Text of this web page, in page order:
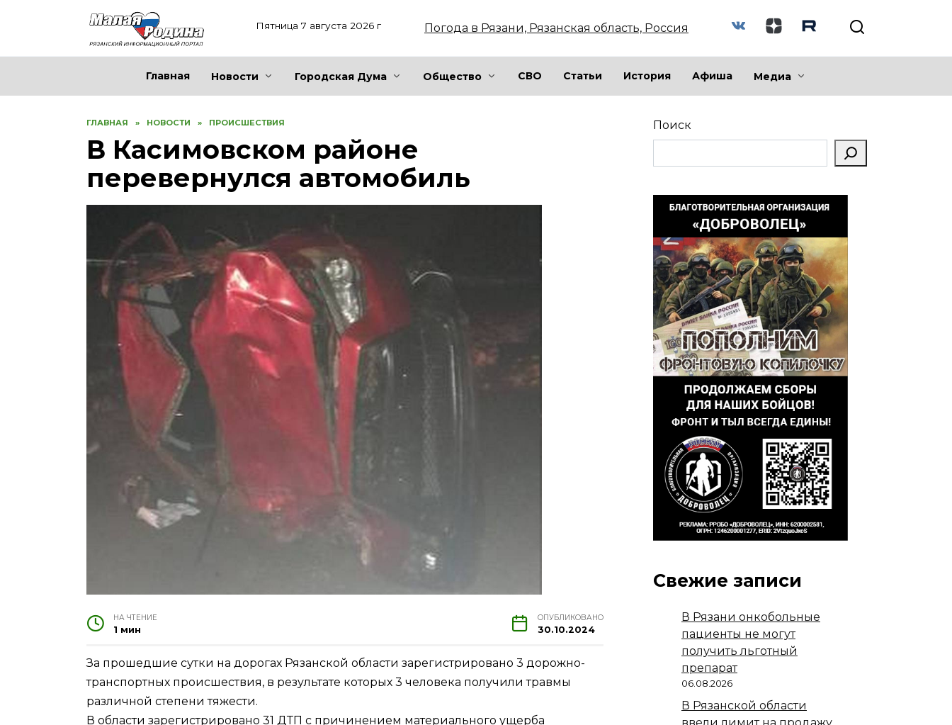
Пятница 7 августа 2026 г Погода в Рязани, Рязанская область, Россия
Главная Новости Городская Дума Общество СВО Статьи История Афиша Медиа
ГЛАВНАЯ » НОВОСТИ » ПРОИСШЕСТВИЯ
В Касимовском районе
перевернулся автомобиль
НА ЧТЕНИЕ
1 мин
ОПУБЛИКОВАНО
30.10.2024
За прошедшие сутки на дорогах Рязанской области зарегистрировано 3 дорожно-
транспортных происшествия, в результате которых 3 человека получили травмы
различной степени тяжести.
В области зарегистрировано 31 ДТП с причинением материального ущерба
Поиск
Свежие записи
В Рязани онкобольные
пациенты не могут
получить льготный
препарат
06.08.2026
В Рязанской области